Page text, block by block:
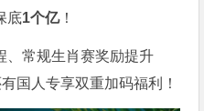
底1个亿！
、常规生肖赛奖励提升
有国人专享双重加码福利！